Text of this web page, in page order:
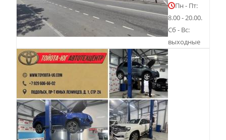
Пн - Пт:
8.00 - 20.00.
Сб - Вс:
выходные